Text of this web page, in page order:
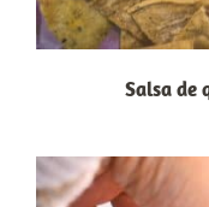
Salsa de